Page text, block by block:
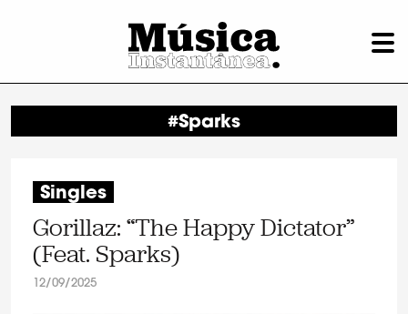
#Sparks
Singles
Gorillaz: “The Happy Dictator”
(Feat. Sparks)
12/09/2025